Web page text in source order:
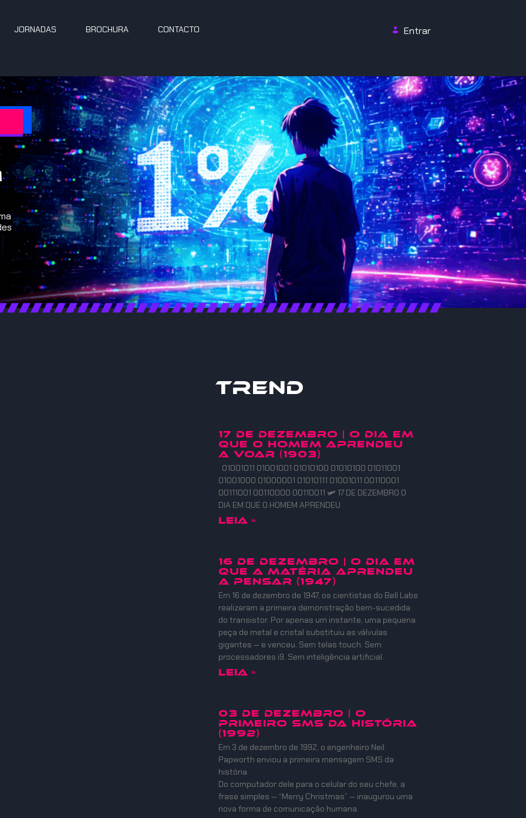
JORNADAS BROCHURA CONTACTO Entrar
Trend
17 DE DEZEMBRO | O DIA EM
QUE O HOMEM APRENDEU
A VOAR (1903)
01001011 01001001 01010100 01010100 01011001
01001000 01000001 01010111 01001011 00110001
00111001 00110000 00110011 🛩️ 17 DE DEZEMBRO O
DIA EM QUE O HOMEM APRENDEU
Leia »
16 DE DEZEMBRO | O DIA EM
QUE A MATÉRIA APRENDEU
A PENSAR (1947)
Em 16 de dezembro de 1947, os cientistas do Bell Labs
realizaram a primeira demonstração bem-sucedida
do transistor. Por apenas um instante, uma pequena
peça de metal e cristal substituiu as válvulas
gigantes — e venceu. Sem telas touch. Sem
processadores i9. Sem inteligência artificial.
Leia »
03 DE DEZEMBRO | O
PRIMEIRO SMS DA HISTÓRIA
(1992)
Em 3 de dezembro de 1992, o engenheiro Neil
Papworth enviou a primeira mensagem SMS da
história.
Do computador dele para o celular do seu chefe, a
frase simples — “Merry Christmas” — inaugurou uma
nova forma de comunicação humana.